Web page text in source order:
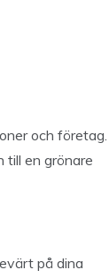
och företag.
till en grönare
på dina